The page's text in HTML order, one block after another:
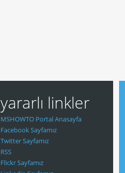
yararlı linkler
MSHOWTO Portal Anasayfa
Facebook Sayfamız
Twitter Sayfamız
RSS
Flickr Sayfamız